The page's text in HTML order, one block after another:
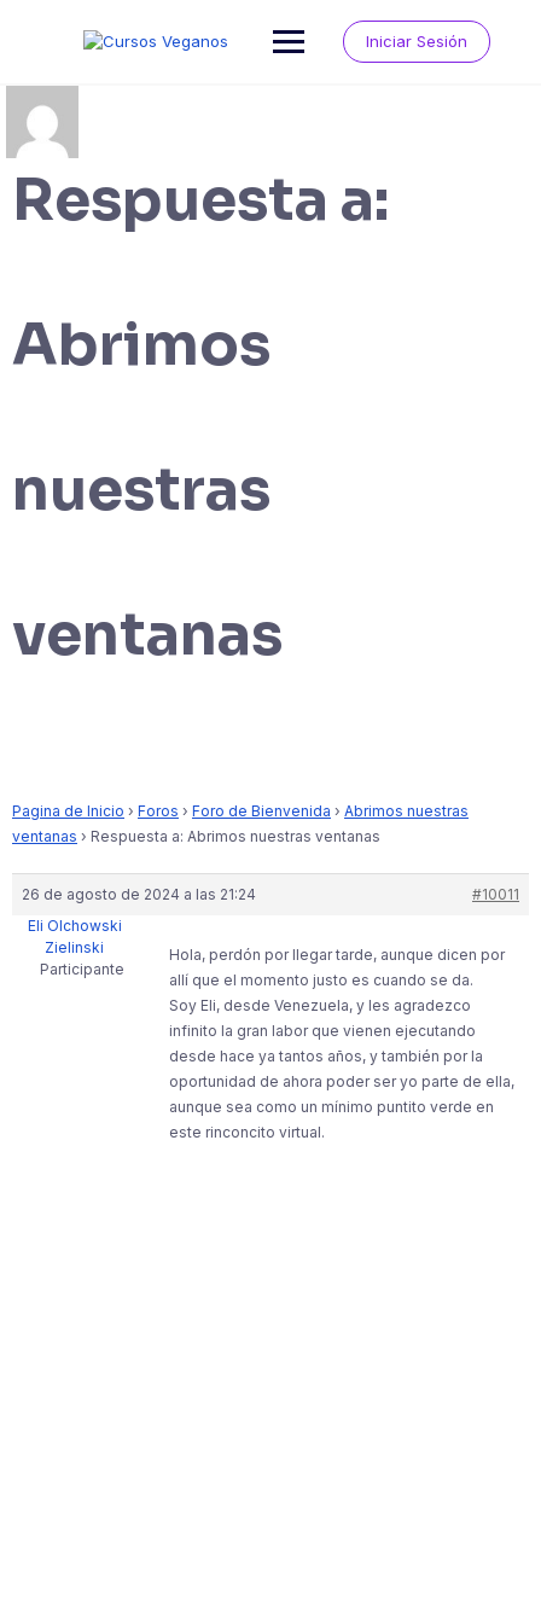
Iniciar Sesión
Respuesta a:
Abrimos
nuestras
ventanas
Pagina de Inicio › Foros › Foro de Bienvenida › Abrimos nuestras
ventanas › Respuesta a: Abrimos nuestras ventanas
26 de agosto de 2024 a las 21:24
#10011
Eli Olchowski
Zielinski
Participante
Hola, perdón por llegar tarde, aunque dicen por
allí que el momento justo es cuando se da.
Soy Eli, desde Venezuela, y les agradezco
infinito la gran labor que vienen ejecutando
desde hace ya tantos años, y también por la
oportunidad de ahora poder ser yo parte de ella,
aunque sea como un mínimo puntito verde en
este rinconcito virtual.